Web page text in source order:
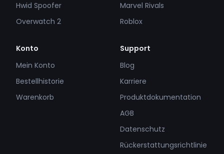
Hwid Spoofer
Overwatch 2
Marvel Rivals
Roblox
Konto
Mein Konto
Bestellhistorie
Warenkorb
Support
Blog
Karriere
Produktdokumentation
AGB
Datenschutz
Rückerstattungsrichtlinie